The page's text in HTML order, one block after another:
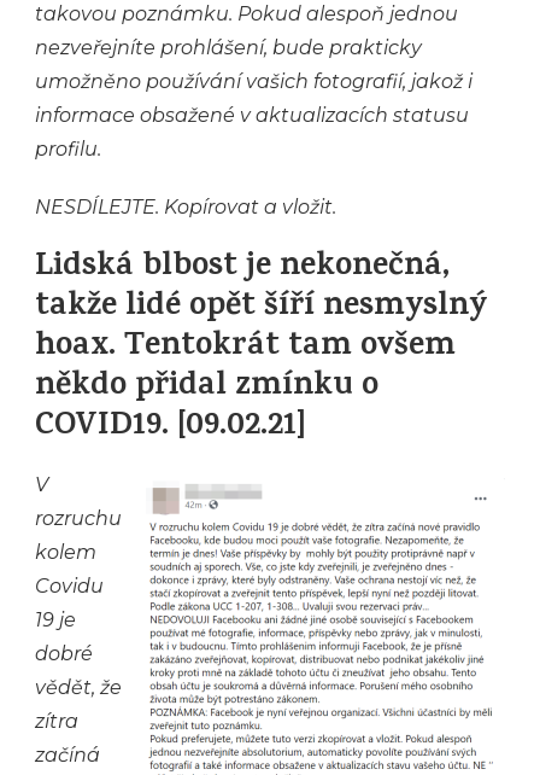
takovou poznámku. Pokud alespoň jednou
nezveřejníte prohlášení, bude prakticky
umožněno používání vašich fotografií, jakož i
informace obsažené v aktualizacích statusu
profilu.
NESDÍLEJTE. Kopírovat a vložit.
Lidská blbost je nekonečná,
takže lidé opět šíří nesmyslný
hoax. Tentokrát tam ovšem
někdo přidal zmínku o
COVID19. [09.02.21]
V
rozruchu
kolem
Covidu
19 je
dobré
vědět, že
zítra
začíná